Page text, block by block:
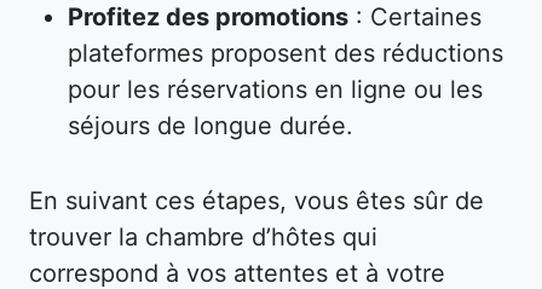
Profitez des promotions : Certaines
plateformes proposent des réductions
pour les réservations en ligne ou les
séjours de longue durée.
En suivant ces étapes, vous êtes sûr de
trouver la chambre d’hôtes qui
correspond à vos attentes et à votre